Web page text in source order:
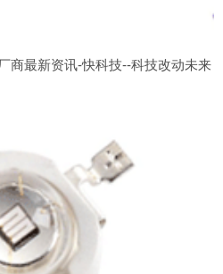
商最新资讯-快科技--科技改动未来